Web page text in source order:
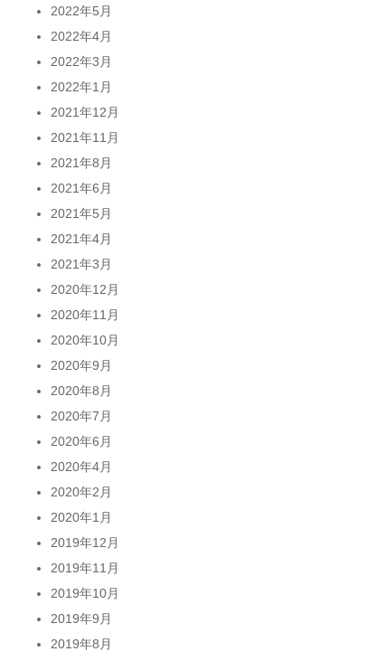
2022年5月
2022年4月
2022年3月
2022年1月
2021年12月
2021年11月
2021年8月
2021年6月
2021年5月
2021年4月
2021年3月
2020年12月
2020年11月
2020年10月
2020年9月
2020年8月
2020年7月
2020年6月
2020年4月
2020年2月
2020年1月
2019年12月
2019年11月
2019年10月
2019年9月
2019年8月